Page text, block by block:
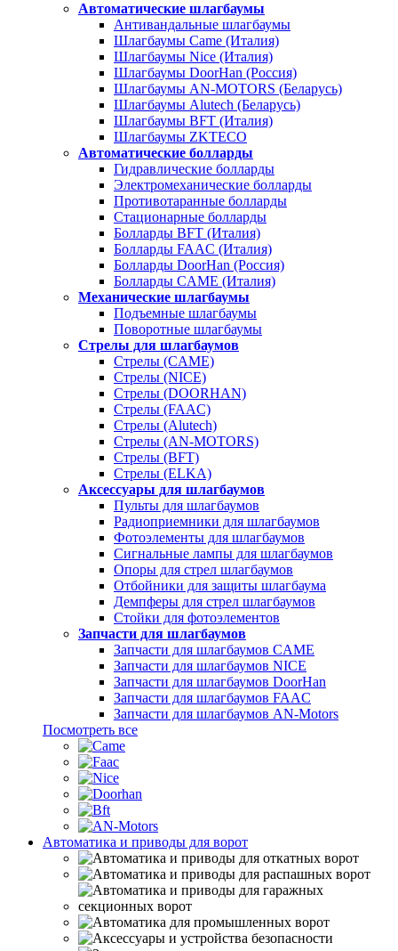
Автоматические шлагбаумы
Антивандальные шлагбаумы
Шлагбаумы Came (Италия)
Шлагбаумы Nice (Италия)
Шлагбаумы DoorHan (Россия)
Шлагбаумы AN-MOTORS (Беларусь)
Шлагбаумы Alutech (Беларусь)
Шлагбаумы BFT (Италия)
Шлагбаумы ZKTECO
Автоматические болларды
Гидравлические болларды
Электромеханические болларды
Противотаранные болларды
Стационарные болларды
Болларды BFT (Италия)
Болларды FAAC (Италия)
Болларды DoorHan (Россия)
Болларды CAME (Италия)
Механические шлагбаумы
Подъемные шлагбаумы
Поворотные шлагбаумы
Стрелы для шлагбаумов
Стрелы (CAME)
Стрелы (NICE)
Стрелы (DOORHAN)
Стрелы (FAAC)
Стрелы (Alutech)
Стрелы (AN-MOTORS)
Стрелы (BFT)
Стрелы (ELKA)
Аксессуары для шлагбаумов
Пульты для шлагбаумов
Радиоприемники для шлагбаумов
Фотоэлементы для шлагбаумов
Сигнальные лампы для шлагбаумов
Опоры для стрел шлагбаумов
Отбойники для защиты шлагбаума
Демпферы для стрел шлагбаумов
Стойки для фотоэлементов
Запчасти для шлагбаумов
Запчасти для шлагбаумов CAME
Запчасти для шлагбаумов NICE
Запчасти для шлагбаумов DoorHan
Запчасти для шлагбаумов FAAC
Запчасти для шлагбаумов AN-Motors
Посмотреть все
Автоматика и приводы для ворот